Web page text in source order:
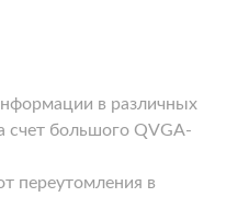
в различных
счет большого QVGA-
переутомления в